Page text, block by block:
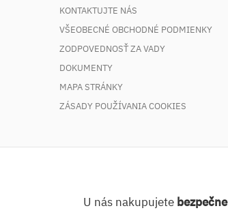
KONTAKTUJTE NÁS
VŠEOBECNÉ OBCHODNÉ PODMIENKY
ZODPOVEDNOSŤ ZA VADY
DOKUMENTY
MAPA STRÁNKY
ZÁSADY POUŽÍVANIA COOKIES
U nás nakupujete bezpečne